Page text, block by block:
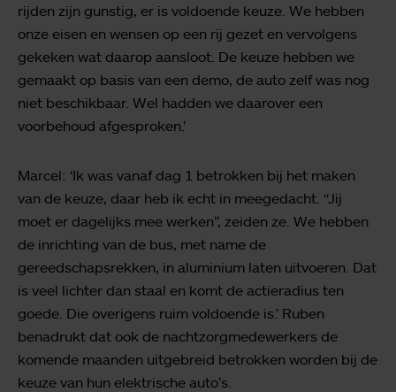
rijden zijn gunstig, er is voldoende keuze. We hebben
onze eisen en wensen op een rij gezet en vervolgens
gekeken wat daarop aansloot. De keuze hebben we
gemaakt op basis van een demo, de auto zelf was nog
niet beschikbaar. Wel hadden we daarover een
voorbehoud afgesproken.’
Marcel: ‘Ik was vanaf dag 1 betrokken bij het maken
van de keuze, daar heb ik echt in meegedacht. “Jij
moet er dagelijks mee werken”, zeiden ze. We hebben
de inrichting van de bus, met name de
gereedschapsrekken, in aluminium laten uitvoeren. Dat
is veel lichter dan staal en komt de actieradius ten
goede. Die overigens ruim voldoende is.’ Ruben
benadrukt dat ook de nachtzorgmedewerkers de
komende maanden uitgebreid betrokken worden bij de
keuze van hun elektrische auto’s.